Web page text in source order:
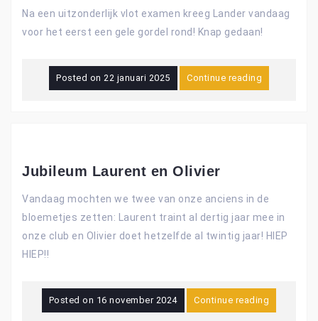
Na een uitzonderlijk vlot examen kreeg Lander vandaag
voor het eerst een gele gordel rond! Knap gedaan!
Posted on 22 januari 2025 Continue reading
Jubileum Laurent en Olivier
Vandaag mochten we twee van onze anciens in de
bloemetjes zetten: Laurent traint al dertig jaar mee in
onze club en Olivier doet hetzelfde al twintig jaar! HIEP
HIEP!!
Posted on 16 november 2024 Continue reading